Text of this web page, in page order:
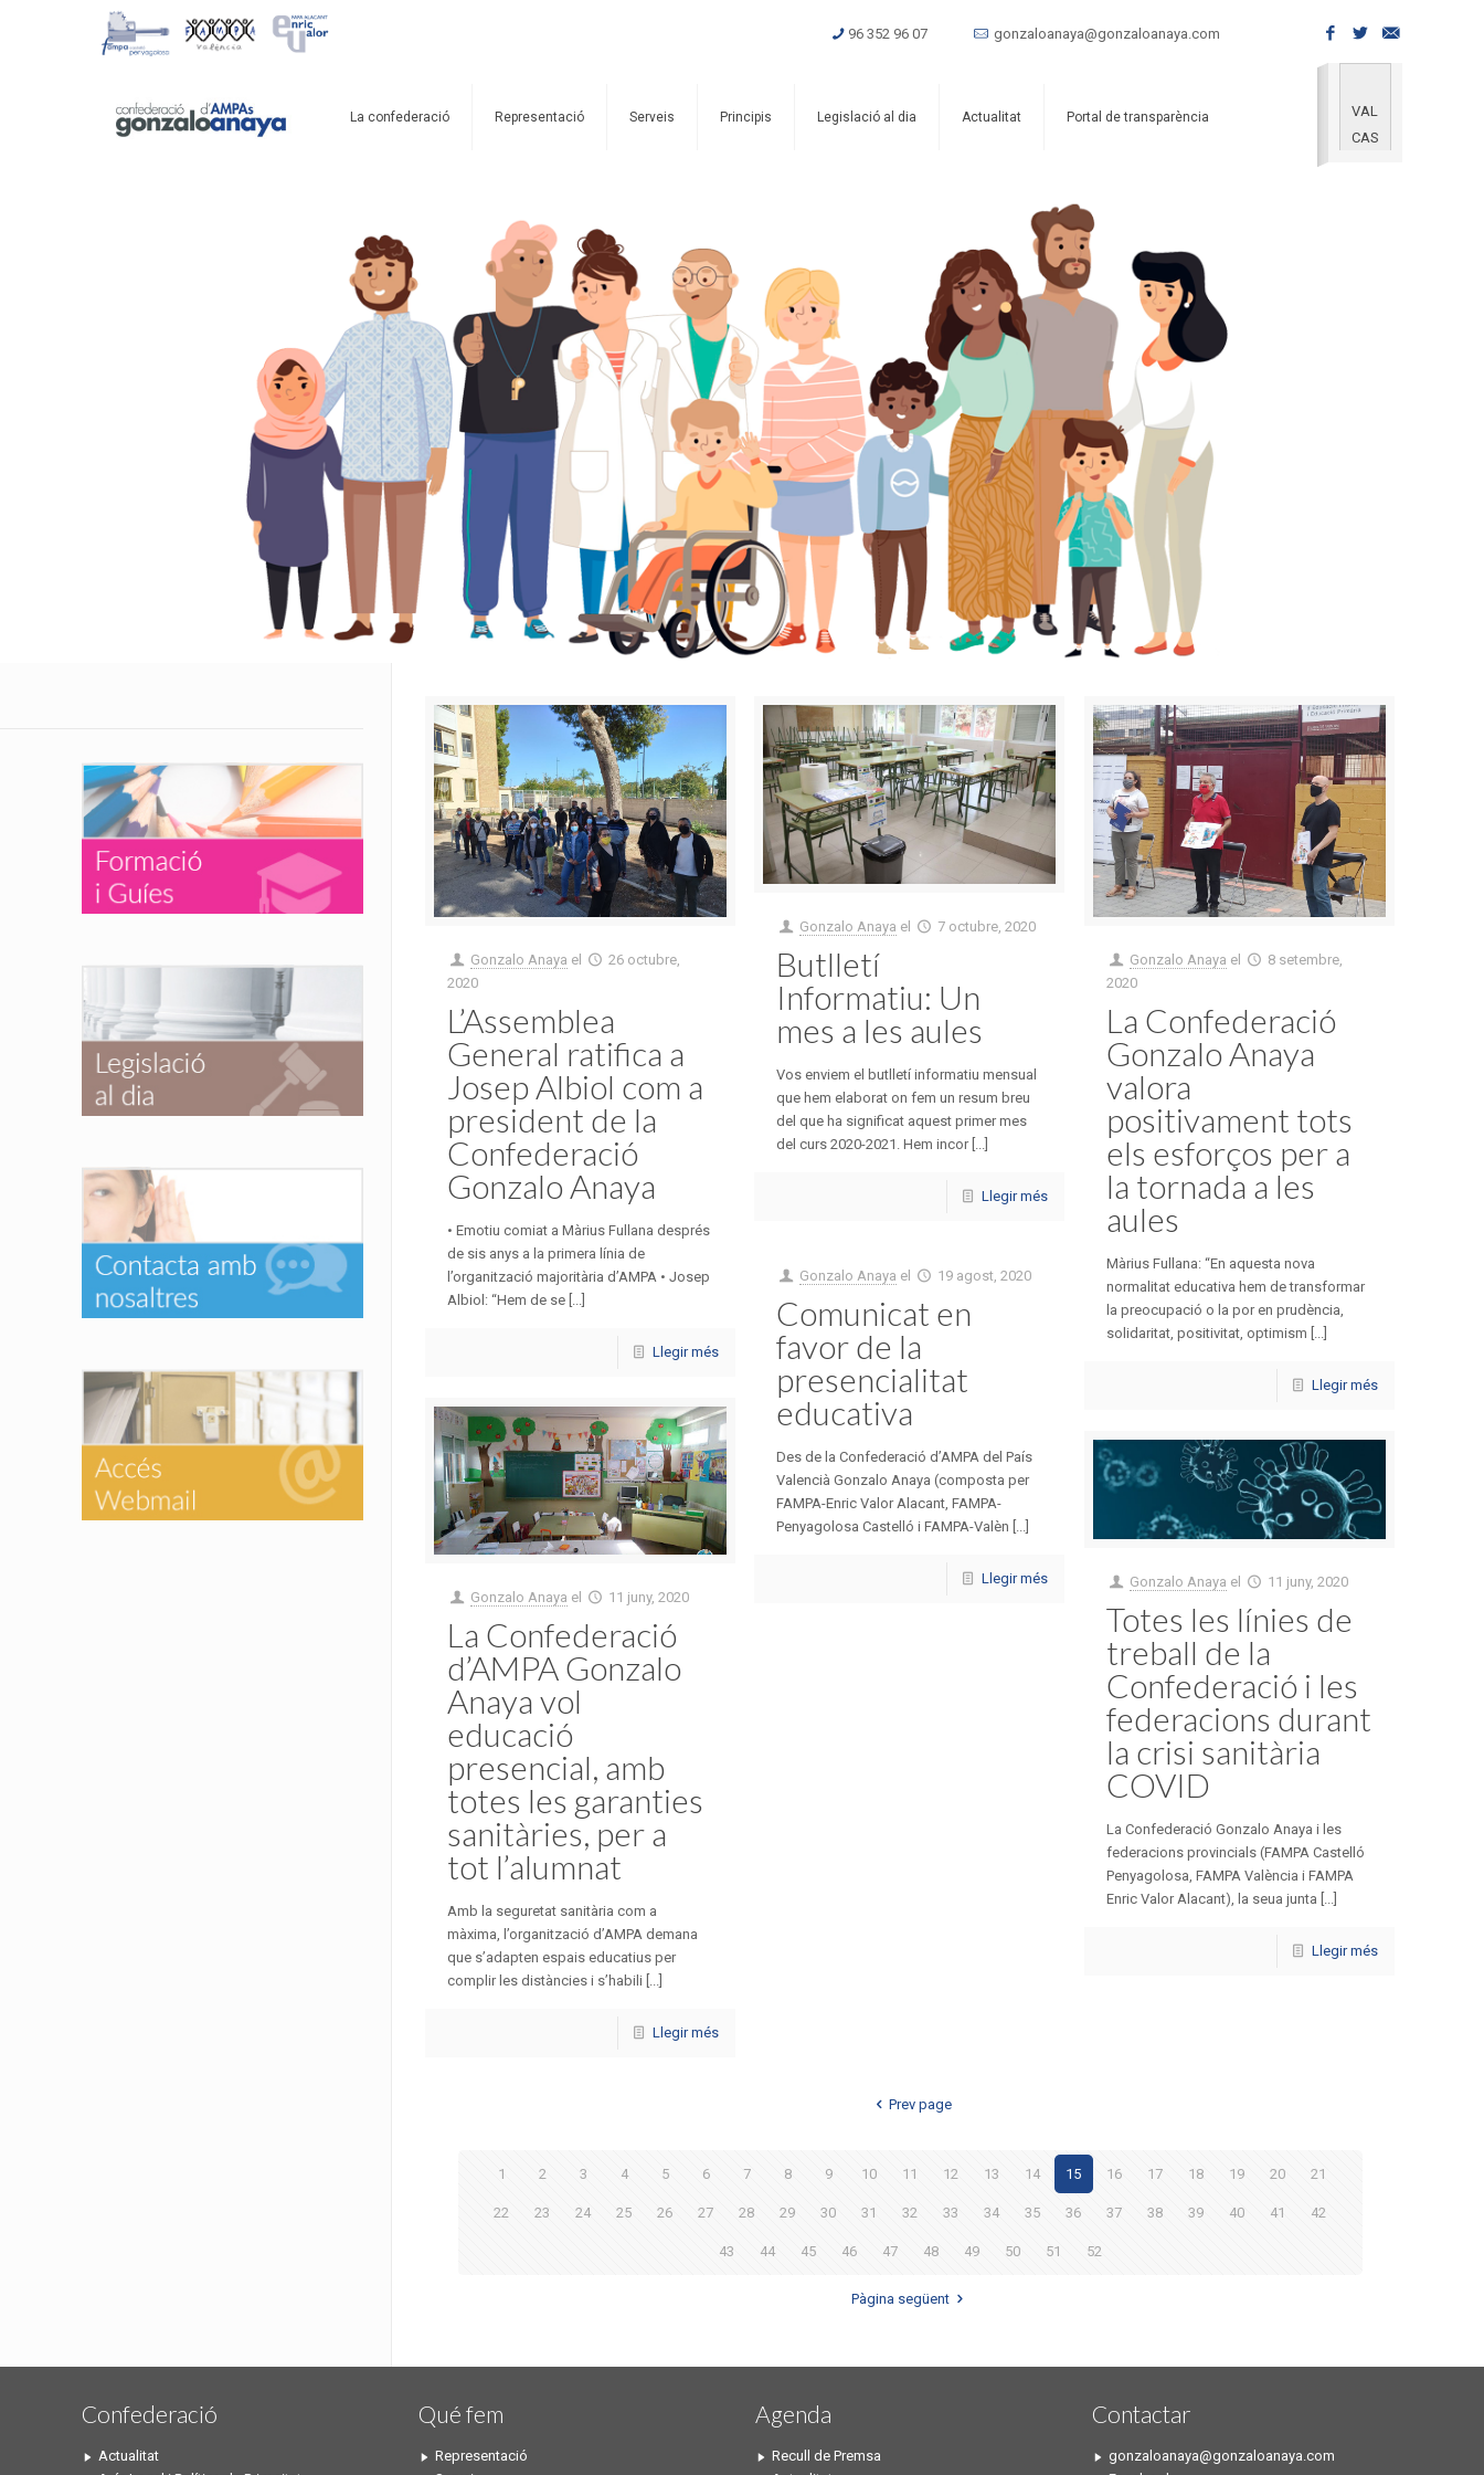
96 352 96 07 gonzaloanaya@gonzaloanaya.com
La confederació Representació Serveis Principis Legislació al dia Actualitat Portal de transparència
VAL
CAS
Gonzalo Anaya el
26 octubre,
2020
L’Assemblea
General ratifica a
Josep Albiol com a
president de la
Confederació
Gonzalo Anaya
• Emotiu comiat a Màrius Fullana després
de sis anys a la primera línia de
l’organització majoritària d’AMPA • Josep
Albiol: “Hem de se [...]
Llegir més
Gonzalo Anaya el 7 octubre, 2020
Butlletí
Informatiu: Un
mes a les aules
Vos enviem el butlletí informatiu mensual
que hem elaborat on fem un resum breu
del que ha significat aquest primer mes
del curs 2020-2021. Hem incor [...]
Llegir més
Gonzalo Anaya el
8 setembre,
2020
La Confederació
Gonzalo Anaya
valora
positivament tots
els esforços per a
la tornada a les
aules
Màrius Fullana: “En aquesta nova
normalitat educativa hem de transformar
la preocupació o la por en prudència,
solidaritat, positivitat, optimism [...]
Llegir més
Gonzalo Anaya el 19 agost, 2020
Comunicat en
favor de la
presencialitat
educativa
Des de la Confederació d’AMPA del País
Valencià Gonzalo Anaya (composta per
FAMPA-Enric Valor Alacant, FAMPA-
Penyagolosa Castelló i FAMPA-Valèn [...]
Llegir més
Gonzalo Anaya el 11 juny, 2020
La Confederació
d’AMPA Gonzalo
Anaya vol
educació
presencial, amb
totes les garanties
sanitàries, per a
tot l’alumnat
Amb la seguretat sanitària com a
màxima, l’organització d’AMPA demana
que s’adapten espais educatius per
complir les distàncies i s’habili [...]
Llegir més
Gonzalo Anaya el 11 juny, 2020
Totes les línies de
treball de la
Confederació i les
federacions durant
la crisi sanitària
COVID
La Confederació Gonzalo Anaya i les
federacions provincials (FAMPA Castelló
Penyagolosa, FAMPA València i FAMPA
Enric Valor Alacant), la seua junta [...]
Llegir més
Prev page
1 2 3 4 5 6 7 8 9 10 11 12 13 14 15 16 17 18 19 20 21
22 23 24 25 26 27 28 29 30 31 32 33 34 35 36 37 38 39 40 41 42
43 44 45 46 47 48 49 50 51 52
Pàgina següent
Confederació
Actualitat
Qué fem
Representació
Agenda
Recull de Premsa
Contactar
gonzaloanaya@gonzaloanaya.com